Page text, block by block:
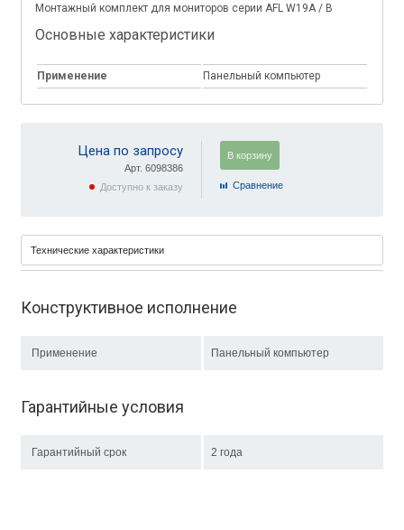
Монтажный комплект для мониторов серии AFL W19A / B
Основные характеристики
Применение Панельный компьютер
Цена по запросу
Арт. 6098386
Доступно к заказу
В корзину
Cравнение
Технические характеристики
Конструктивное исполнение
Применение Панельный компьютер
Гарантийные условия
Гарантийный срок 2 года